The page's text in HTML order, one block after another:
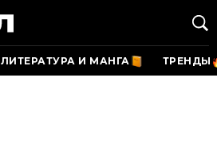
ЛИТЕРАТУРА И МАНГА ТРЕНДЫ